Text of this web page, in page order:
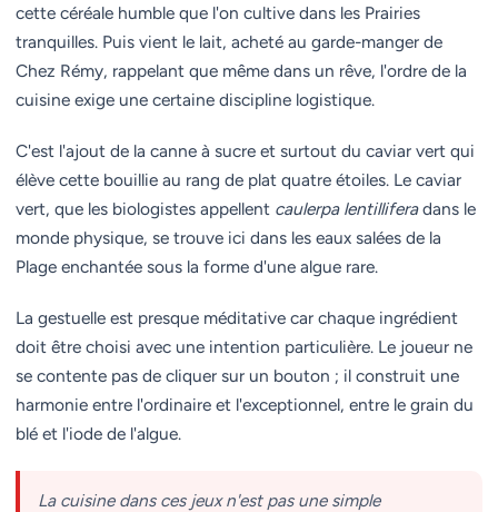
cette céréale humble que l'on cultive dans les Prairies
tranquilles. Puis vient le lait, acheté au garde-manger de
Chez Rémy, rappelant que même dans un rêve, l'ordre de la
cuisine exige une certaine discipline logistique.
C'est l'ajout de la canne à sucre et surtout du caviar vert qui
élève cette bouillie au rang de plat quatre étoiles. Le caviar
vert, que les biologistes appellent caulerpa lentilliferadans le
monde physique, se trouve ici dans les eaux salées de la
Plage enchantée sous la forme d'une algue rare.
La gestuelle est presque méditative car chaque ingrédient
doit être choisi avec une intention particulière. Le joueur ne
se contente pas de cliquer sur un bouton ; il construit une
harmonie entre l'ordinaire et l'exceptionnel, entre le grain du
blé et l'iode de l'algue.
La cuisine dans ces jeux n'est pas une simple